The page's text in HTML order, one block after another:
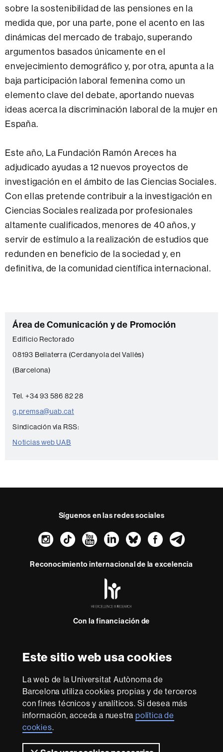
Este sitio web usa cookies
La web de la Universitat Autònoma de
Barcelona utiliza cookies propias y de terceros
con fines técnicos y analíticos. Si desea más
información, acceda a nuestrapolítica de
cookies.
sobre la sostenibilidad de las pensiones en la
medida que, por una parte, pone el acento en las
dinámicas del mercado de trabajo, superando
argumentos basados únicamente en el
envejecimiento demográfico y, por otra, apunta a la
baja participación laboral femenina como un
elemento clave del debate, aportando nuevas
ideas acerca la discriminación laboral de la mujer en
España.
Este año, La Fundación Ramón Areces ha
adjudicado ayudas a 12 nuevos proyectos de
investigación en el ámbito de las Ciencias Sociales.
Con ellas pretende contribuir a la investigación en
Ciencias Sociales realizada por profesionales
altamente cualificados, menores de 40 años, y
servir de estímulo a la realización de estudios que
redunden en beneficio de la sociedad y, en
definitiva, de la comunidad científica internacional.
C
o
n
t
c
t
o
Área de Comunicación y de Promoción
Edificio Rectorado
08193 Bellaterra (Cerdanyola del Vallès)
(Barcelona)
Tel. +34 93 586 82 28
g.premsa@uab.cat
Sindicación vía RSS:
Noticias web UAB
Síguenos en las redes sociales
Instagram
TikTokYouTube
LinkedIn
Bluesky
Reconocimiento internacional de la excelencia
-
Con la financiación de
Sobre
esta
web Aviso legal Protección de datos Sobre el
web Accesibilidad web Mapa del web UAB
Somos una universidad líder que imparte una docencia
de calidad y excelencia, diversificada, multidisciplinaria y
flexible, adecuada a las necesidades de la sociedad y